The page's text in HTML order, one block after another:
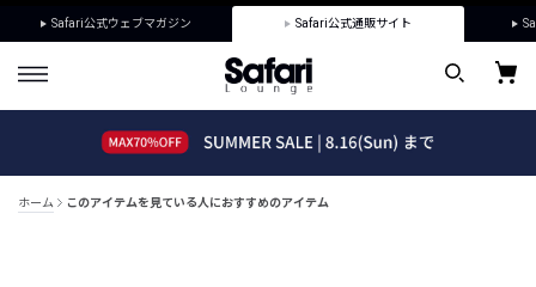
Safari公式ウェブマガジン Safari公式通販サイト
ホーム このアイテムを見ている人におすすめのアイテム